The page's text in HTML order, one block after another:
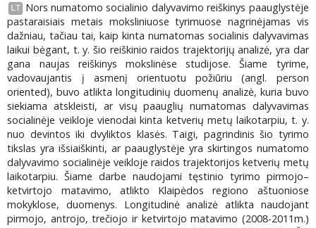
LT
Nors numatomo socialinio dalyvavimo reiškinys paauglystėje
pastaraisiais metais moksliniuose tyrimuose nagrinėjamas vis
dažniau, tačiau tai, kaip kinta numatomas socialinis dalyvavimas
laikui bėgant, t. y. šio reiškinio raidos trajektorijų analizė, yra dar
gana naujas reiškinys mokslinėse studijose. Šiame tyrime,
vadovaujantis į asmenį orientuotu požiūriu (angl. person
oriented), buvo atlikta longitudinių duomenų analizė, kuria buvo
siekiama atskleisti, ar visų paauglių numatomas dalyvavimas
socialinėje veikloje vienodai kinta ketverių metų laikotarpiu, t. y.
nuo devintos iki dvyliktos klasės. Taigi, pagrindinis šio tyrimo
tikslas yra išsiaiškinti, ar paauglystėje yra skirtingos numatomo
dalyvavimo socialinėje veikloje raidos trajektorijos ketverių metų
laikotarpiu. Šiame darbe naudojami tęstinio tyrimo pirmojo–
ketvirtojo matavimo, atlikto Klaipėdos regiono aštuoniose
mokyklose, duomenys. Longitudinė analizė atlikta naudojant
pirmojo, antrojo, trečiojo ir ketvirtojo matavimo (2008-2011m.)